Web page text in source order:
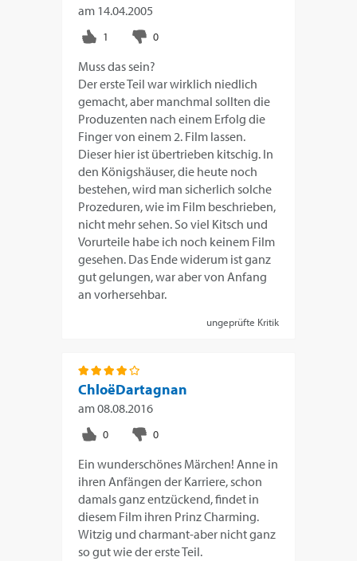
am 14.04.2005
Muss das sein?
Der erste Teil war wirklich niedlich
gemacht, aber manchmal sollten die
Produzenten nach einem Erfolg die
Finger von einem 2. Film lassen.
Dieser hier ist übertrieben kitschig. In
den Königshäuser, die heute noch
bestehen, wird man sicherlich solche
Prozeduren, wie im Film beschrieben,
nicht mehr sehen. So viel Kitsch und
Vorurteile habe ich noch keinem Film
gesehen. Das Ende widerum ist ganz
gut gelungen, war aber von Anfang
an vorhersehbar.
ungeprüfte Kritik
ChloëDartagnan
am08.08.2016
Ein wunderschönes Märchen! Anne in
ihren Anfängen der Karriere, schon
damals ganz entzückend, findet in
diesem Film ihren Prinz Charming.
Witzig und charmant-aber nicht ganz
so gut wie der erste Teil.